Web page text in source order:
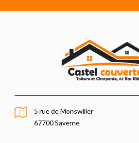
5 rue de Monswiller
67700 Saverne